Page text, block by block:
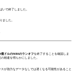
いで終了しました。
ました。
億ドルのMBSのランオフを終了することを確認しま
相違を明らかにしました。
が強力なデータなしでは遅くなる可能性があること